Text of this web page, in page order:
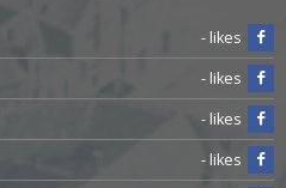
- likes
- likes
- likes
- likes